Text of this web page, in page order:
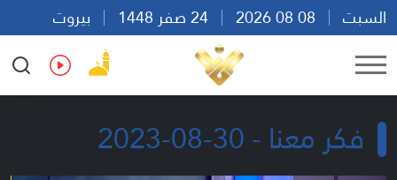
السبت
بيروت
06:08
Ar En Fr Es
فكر معنا - 30-08-2023